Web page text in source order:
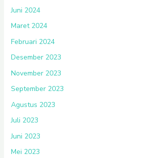
Juni 2024
Maret 2024
Februari 2024
Desember 2023
November 2023
September 2023
Agustus 2023
Juli 2023
Juni 2023
Mei 2023